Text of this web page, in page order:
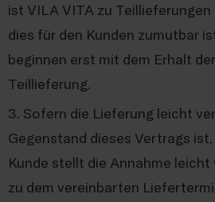
ist VILA VITA zu
dies für den Kunden zumutbar
beginnen erst mit dem Erhalt
Teillieferung.
3. Sofern die Lieferung leicht
Gegenstand dieses Vertrags
Kunde stellt die Annahme leicht
zu dem vereinbarten